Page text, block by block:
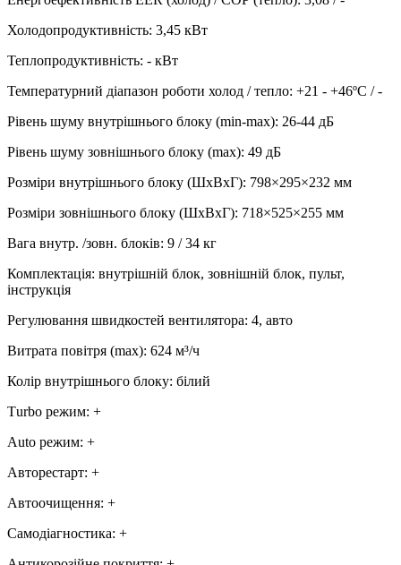
Холодопродуктивність: 3,45 кВт
Теплопродуктивність: - кВт
Температурний діапазон роботи холод / тепло: +21 - +46ºC / -
Рівень шуму внутрішнього блоку (min-max): 26-44 дБ
Рівень шуму зовнішнього блоку (max): 49 дБ
Розміри внутрішнього блоку (ШхВхГ): 798×295×232 мм
Розміри зовнішнього блоку (ШхВхГ): 718×525×255 мм
Вага внутр. /зовн. блоків: 9 / 34 кг
Комплектація: внутрішній блок, зовнішній блок, пульт,
інструкція
Регулювання швидкостей вентилятора: 4, авто
Витрата повітря (max): 624 м³/ч
Колір внутрішнього блоку: білий
Тurbo режим: +
Аuto режим: +
Авторестарт: +
Автоочищення: +
Самодіагностика: +